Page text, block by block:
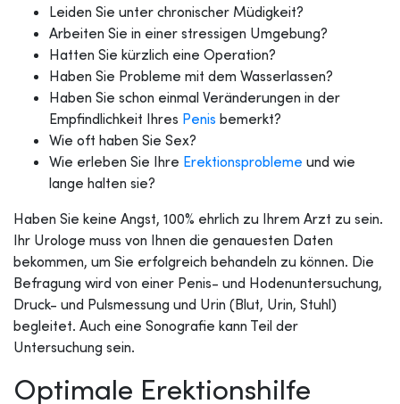
Leiden Sie unter chronischer Müdigkeit?
Arbeiten Sie in einer stressigen Umgebung?
Hatten Sie kürzlich eine Operation?
Haben Sie Probleme mit dem Wasserlassen?
Haben Sie schon einmal Veränderungen in der
Empfindlichkeit Ihres Penis bemerkt?
Wie oft haben Sie Sex?
Wie erleben Sie Ihre Erektionsprobleme und wie
lange halten sie?
Haben Sie keine Angst, 100% ehrlich zu Ihrem Arzt zu sein.
Ihr Urologe muss von Ihnen die genauesten Daten
bekommen, um Sie erfolgreich behandeln zu können. Die
Befragung wird von einer Penis- und Hodenuntersuchung,
Druck- und Pulsmessung und Urin (Blut, Urin, Stuhl)
begleitet. Auch eine Sonografie kann Teil der
Untersuchung sein.
Optimale Erektionshilfe